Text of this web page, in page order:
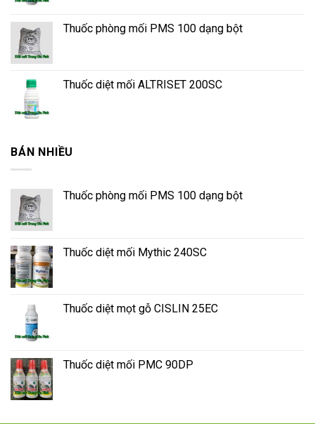
Thuốc phòng mối PMS 100 dạng bột
Thuốc diệt mối ALTRISET 200SC
BÁN NHIỀU
Thuốc phòng mối PMS 100 dạng bột
Thuốc diệt mối Mythic 240SC
Thuốc diệt mọt gỗ CISLIN 25EC
Thuốc diệt mối PMC 90DP